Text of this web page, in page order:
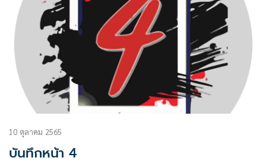
10 ตุลาคม 2565
บันทึกหน้า 4